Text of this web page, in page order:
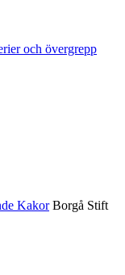
och övergrepp
Kakor Borgå Stift